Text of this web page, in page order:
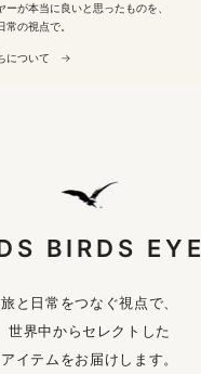
ーが本当に良いと思ったものを、
常の視点で。
について →
BIRDS EYE
旅と日常をつなぐ視点で、
世界中からセレクトした
アイテムをお届けします。